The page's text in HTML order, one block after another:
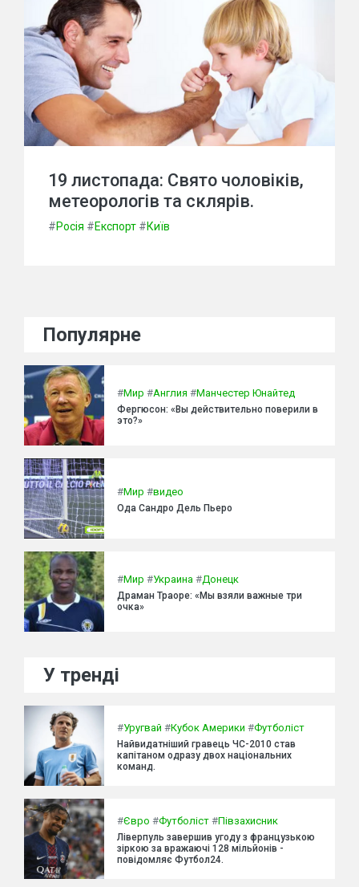
19 листопада: Свято чоловіків,
метеорологів та склярів.
#Росія #Експорт #Київ
Популярне
#Мир #Англия #Манчестер Юнайтед
Фергюсон: «Вы действительно поверили в
это?»
#Мир #видео
Ода Сандро Дель Пьеро
#Мир #Украина #Донецк
Драман Траоре: «Мы взяли важные три
очка»
У тренді
#Уругвай #Кубок Америки #Футболіст
Найвидатніший гравець ЧС-2010 став
капітаном одразу двох національних
команд.
#Євро #Футболіст #Півзахисник
Ліверпуль завершив угоду з французькою
зіркою за вражаючі 128 мільйонів -
повідомляє Футбол24.